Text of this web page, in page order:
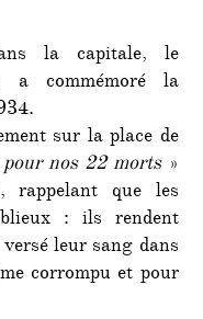
la capitale, le
a commémoré la
sur la place de
nos 22 morts»
rappelant que les
: ils rendent
leur sang dans
corrompu et pour